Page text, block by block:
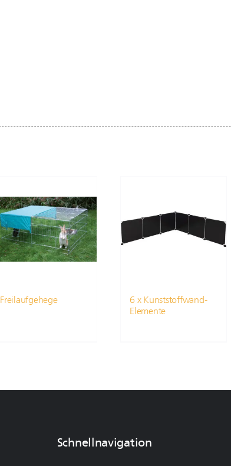
Freilaufgehege
6 x Kunststoffwand-
Elemente
Schnellnavigation